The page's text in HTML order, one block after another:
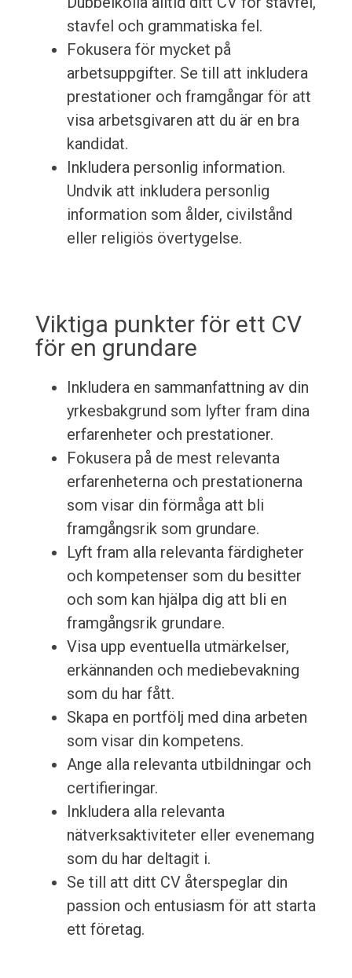
stavfel och grammatiska fel.
Fokusera för mycket på
arbetsuppgifter. Se till att inkludera
prestationer och framgångar för att
visa arbetsgivaren att du är en bra
kandidat.
Inkludera personlig information.
Undvik att inkludera personlig
information som ålder, civilstånd
eller religiös övertygelse.
Viktiga punkter för ett CV
för en grundare
Inkludera en sammanfattning av din
yrkesbakgrund som lyfter fram dina
erfarenheter och prestationer.
Fokusera på de mest relevanta
erfarenheterna och prestationerna
som visar din förmåga att bli
framgångsrik som grundare.
Lyft fram alla relevanta färdigheter
och kompetenser som du besitter
och som kan hjälpa dig att bli en
framgångsrik grundare.
Visa upp eventuella utmärkelser,
erkännanden och mediebevakning
som du har fått.
Skapa en portfölj med dina arbeten
som visar din kompetens.
Ange alla relevanta utbildningar och
certifieringar.
Inkludera alla relevanta
nätverksaktiviteter eller evenemang
som du har deltagit i.
Se till att ditt CV återspeglar din
passion och entusiasm för att starta
ett företag.